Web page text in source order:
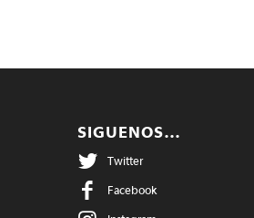
SIGUENOS…
Twitter
Facebook